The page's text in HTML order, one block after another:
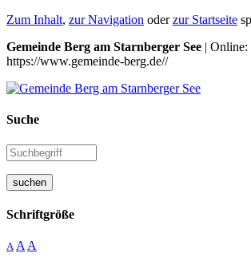
Zum Inhalt, zur Navigation oderzur Startseite
Gemeinde Berg am Starnberger See | Online:
https://www.gemeinde-berg.de//
Suche
suchen
Schriftgröße
A A A